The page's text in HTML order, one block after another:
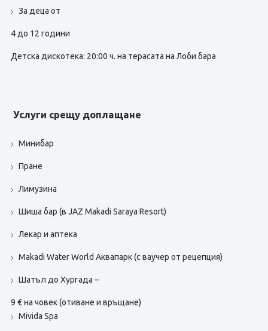
За деца от
4 до 12 години
Детска дискотека: 20:00 ч. на терасата на Лоби бара
Услуги срещу доплащане
Минибар
Пране
Лимузина
Шиша бар (в JAZ Makadi Saraya Resort)
Лекар и аптека
Makadi Water World Аквапарк (с ваучер от рецепция)
Шатъл до Хургада –
9 € на човек (отиване и връщане)
Mivida Spa